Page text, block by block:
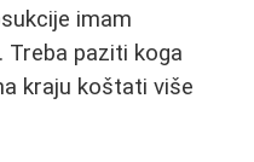
imam
Treba paziti koga
kraju koštati više